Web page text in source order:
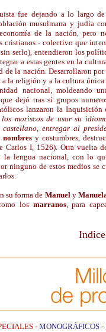
fue dejando a lo largo
musulmana y judía
de la nación, pero
cristianos - colectivo que
serlo), entendieron los
a estas gentes en la
de la nación. Desarrollaron
la religión y a la cultura
nacional, moldeando
dejó tras sí grupos
lanzaron la
moriscos de usar su
entregar al
nombresy costumbres,
Carlos I, 1526). Otra vuelta
la lengua nacional, con lo
ninguno de estos medios
su forma de Manuel y
los marranos, para
Indice
-MONOGRÁFICOS -